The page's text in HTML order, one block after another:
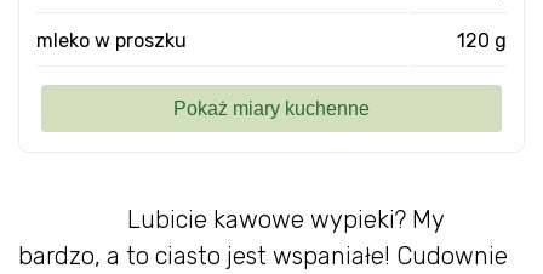
Lubicie kawowe wypieki? My
bardzo, a to ciasto jest wspaniałe! Cudownie
mleko w proszku 120 g